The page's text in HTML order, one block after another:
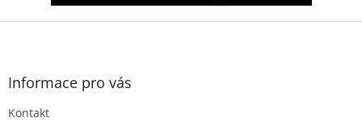
Z
Informace pro vás
Kontakt